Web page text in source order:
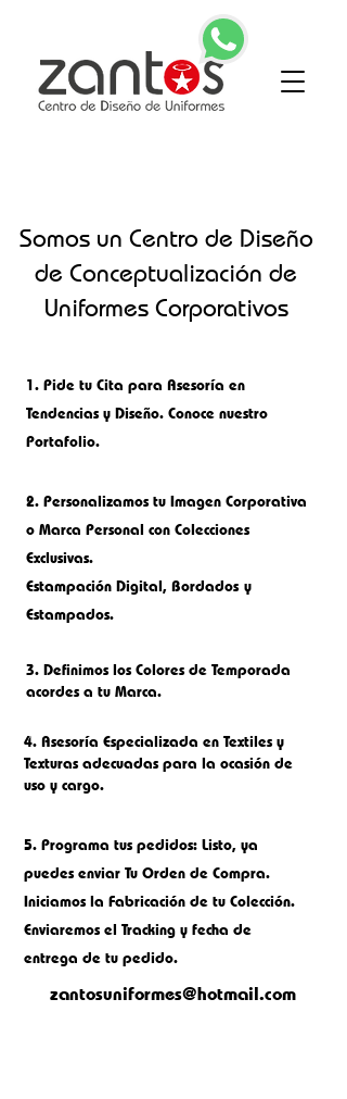
Somos un Centro de Diseño
de Conceptualización de
Uniformes Corporativos
1. Pide tu Cita para Asesoría en
Tendencias y Diseño. Conoce nuestro
Portafolio.
2. Personalizamos tu Imagen Corporativa
o Marca Personal con Colecciones
Exclusivas.
Estampación Digital, Bordados y
Estampados.
3. Definimos los Colores de Temporada
acordes a tu Marca.
4. Asesoría Especializada en Textiles y
Texturas adecuadas para la ocasión de
uso y cargo.
5. Programa tus pedidos: Listo, ya
puedes enviar Tu Orden de Compra.
Iniciamos la Fabricación de tu Colección.
Enviaremos el Tracking y fecha de
entrega de tu pedido.
zantosuniformes@hotmail.com